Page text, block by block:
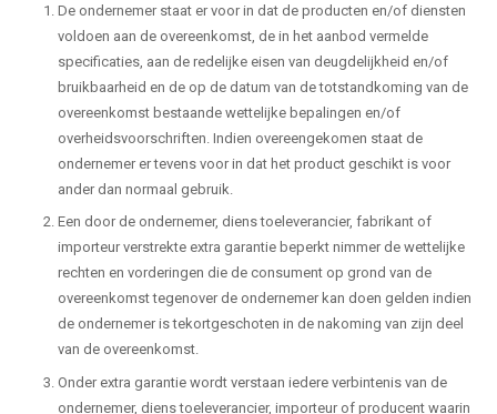
De ondernemer staat er voor in dat de producten en/of diensten
voldoen aan de overeenkomst, de in het aanbod vermelde
specificaties, aan de redelijke eisen van deugdelijkheid en/of
bruikbaarheid en de op de datum van de totstandkoming van de
overeenkomst bestaande wettelijke bepalingen en/of
overheidsvoorschriften. Indien overeengekomen staat de
ondernemer er tevens voor in dat het product geschikt is voor
ander dan normaal gebruik.
Een door de ondernemer, diens toeleverancier, fabrikant of
importeur verstrekte extra garantie beperkt nimmer de wettelijke
rechten en vorderingen die de consument op grond van de
overeenkomst tegenover de ondernemer kan doen gelden indien
de ondernemer is tekortgeschoten in de nakoming van zijn deel
van de overeenkomst.
Onder extra garantie wordt verstaan iedere verbintenis van de
ondernemer, diens toeleverancier, importeur of producent waarin